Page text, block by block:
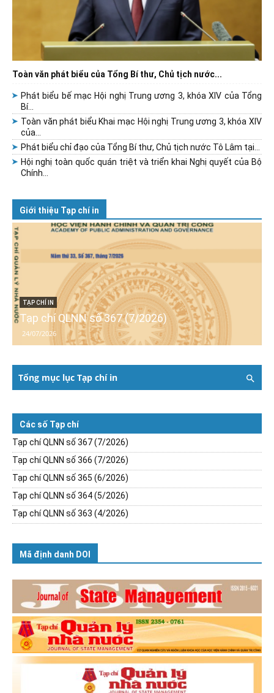
Toàn văn phát biểu của Tổng Bí thư, Chủ tịch nước...
Phát biểu bế mạc Hội nghị Trung ương 3, khóa XIV của Tổng
Bí...
Toàn văn phát biểu Khai mạc Hội nghị Trung ương 3, khóa XIV
của...
Phát biểu chỉ đạo của Tổng Bí thư, Chủ tịch nước Tô Lâm tại...
Hội nghị toàn quốc quán triệt và triển khai Nghị quyết của Bộ
Chính...
Giới thiệu Tạp chí in
TẠP CHÍ IN
Tạp chí QLNN số 367 (7/2026)
24/07/2026
Tổng mục lục Tạp chí in
Các số Tạp chí
Tạp chí QLNN số 367 (7/2026)
Tạp chí QLNN số 366 (7/2026)
Tạp chí QLNN số 365 (6/2026)
Tạp chí QLNN số 364 (5/2026)
Tạp chí QLNN số 363 (4/2026)
Mã định danh DOI